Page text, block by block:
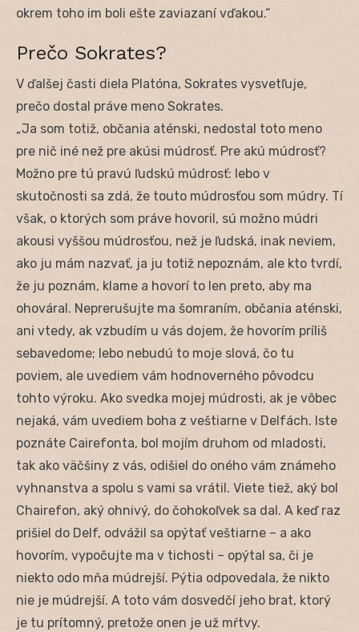
okrem toho im boli ešte zaviazaní vďakou.“
Prečo Sokrates?
V ďalšej časti diela Platóna, Sokrates vysvetľuje,
prečo dostal práve meno Sokrates.
„Ja som totiž, občania aténski, nedostal toto meno
pre nič iné než pre akúsi múdrosť. Pre akú múdrosť?
Možno pre tú pravú ľudskú múdrosť: lebo v
skutočnosti sa zdá, že touto múdrosťou som múdry. Tí
však, o ktorých som práve hovoril, sú možno múdri
akousi vyššou múdrosťou, než je ľudská, inak neviem,
ako ju mám nazvať, ja ju totiž nepoznám, ale kto tvrdí,
že ju poznám, klame a hovorí to len preto, aby ma
ohováral. Neprerušujte ma šomraním, občania aténski,
ani vtedy, ak vzbudím u vás dojem, že hovorím príliš
sebavedome; lebo nebudú to moje slová, čo tu
poviem, ale uvediem vám hodnoverného pôvodcu
tohto výroku. Ako svedka mojej múdrosti, ak je vôbec
nejaká, vám uvediem boha z veštiarne v Delfách. Iste
poznáte Cairefonta, bol mojím druhom od mladosti,
tak ako väčšiny z vás, odišiel do oného vám známeho
vyhnanstva a spolu s vami sa vrátil. Viete tiež, aký bol
Chairefon, aký ohnivý, do čohokoľvek sa dal. A keď raz
prišiel do Delf, odvážil sa opýtať veštiarne – a ako
hovorím, vypočujte ma v tichosti – opýtal sa, či je
niekto odo mňa múdrejší. Pýtia odpovedala, že nikto
nie je múdrejší. A toto vám dosvedčí jeho brat, ktorý
je tu prítomný, pretože onen je už mŕtvy.